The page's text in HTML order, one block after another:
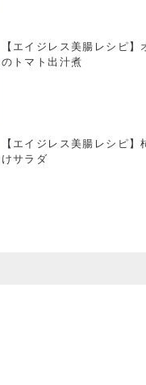
【エイジレス美腸レシピ】
のトマト出汁煮
【エイジレス美腸レシピ】
けサラダ